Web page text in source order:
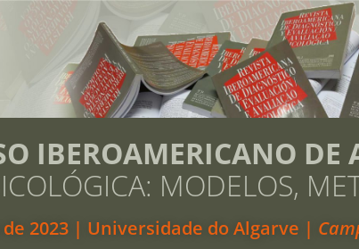
IBEROAMERICANO
MODELOS,
de 2023 | Universidade do Algarve |